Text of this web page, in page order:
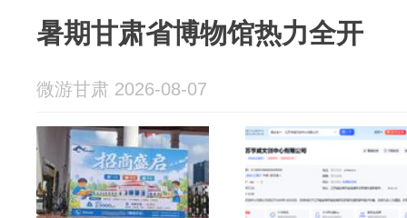
暑期甘肃省博物馆热力全开
微游甘肃 2026-08-07